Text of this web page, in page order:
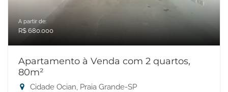
A partir de:
R$ 680.000
Apartamento à Venda com 2 quartos,
80m²
Cidade Ocian, Praia Grande-SP